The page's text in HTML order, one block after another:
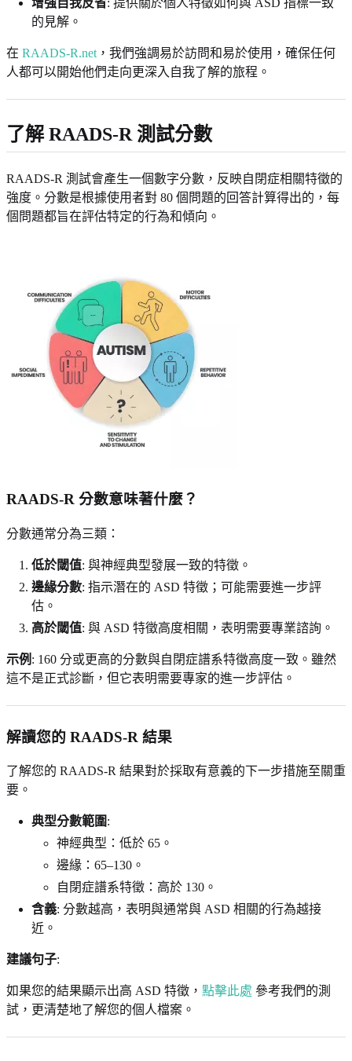
增強自我反省: 提供關於個人特徵如何與 ASD 指標一致
的見解。
在 RAADS-R.net ，我們強調易於訪問和易於使用，確保任何
人都可以開始他們走向更深入自我了解的旅程。
了解 RAADS-R 測試分數
RAADS-R 測試會產生一個數字分數，反映自閉症相關特徵的
強度。分數是根據使用者對 80 個問題的回答計算得出的，每
個問題都旨在評估特定的行為和傾向。
RAADS-R 分數意味著什麼？
分數通常分為三類：
低於閾值: 與神經典型發展一致的特徵。
邊緣分數: 指示潛在的 ASD 特徵；可能需要進一步評
估。
高於閾值: 與 ASD 特徵高度相關，表明需要專業諮詢。
示例 : 160 分或更高的分數與自閉症譜系特徵高度一致。雖然
這不是正式診斷，但它表明需要專家的進一步評估。
解讀您的 RAADS-R 結果
了解您的 RAADS-R 結果對於採取有意義的下一步措施至關重
要。
典型分數範圍:
神經典型：低於 65。
邊緣：65–130。
自閉症譜系特徵：高於 130。
含義: 分數越高，表明與通常與 ASD 相關的行為越接
近。
建議句子:
如果您的結果顯示出高 ASD 特徵， 點擊此處 參考我們的測
試，更清楚地了解您的個人檔案。